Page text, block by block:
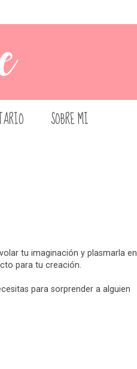
SOBRE MI
tu imaginación y plasmarla en
para tu creación.
para sorprender a alguien